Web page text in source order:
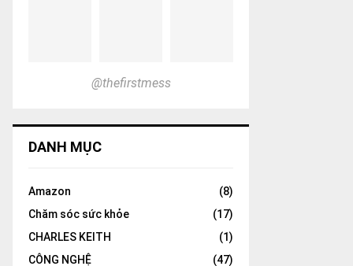
@thefirstmess
DANH MỤC
Amazon
(8)
Chăm sóc sức khỏe
(17)
CHARLES KEITH
(1)
CÔNG NGHỆ
(47)